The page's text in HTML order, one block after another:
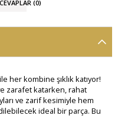
(0)
her kombine şıklık katıyor!
zarafet katarken, rahat
ve zarif kesimiyle hem
ideal bir parça. Bu